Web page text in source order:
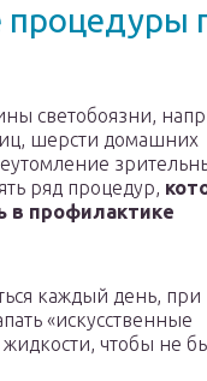
светобоязни,
шерсти домашних
ряд процедур,
в профилактике
каждый день, при
«искусственные
чтобы не